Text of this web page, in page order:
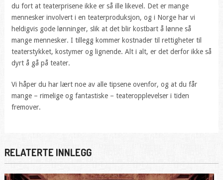
du fort at teaterprisene ikke er så ille likevel. Det er mange
mennesker involvert i en teaterproduksjon, og i Norge har vi
heldigvis gode lønninger, slik at det blir kostbart å lønne så
mange mennesker. I tillegg kommer kostnader til rettigheter til
teaterstykket, kostymer og lignende. Alt i alt, er det derfor ikke så
dyrt å gå på teater.
Vi håper du har lært noe av alle tipsene ovenfor, og at du får
mange – rimelige og fantastiske – teateropplevelser i tiden
fremover.
RELATERTE INNLEGG